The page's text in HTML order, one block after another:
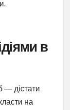
в
— дістати
на